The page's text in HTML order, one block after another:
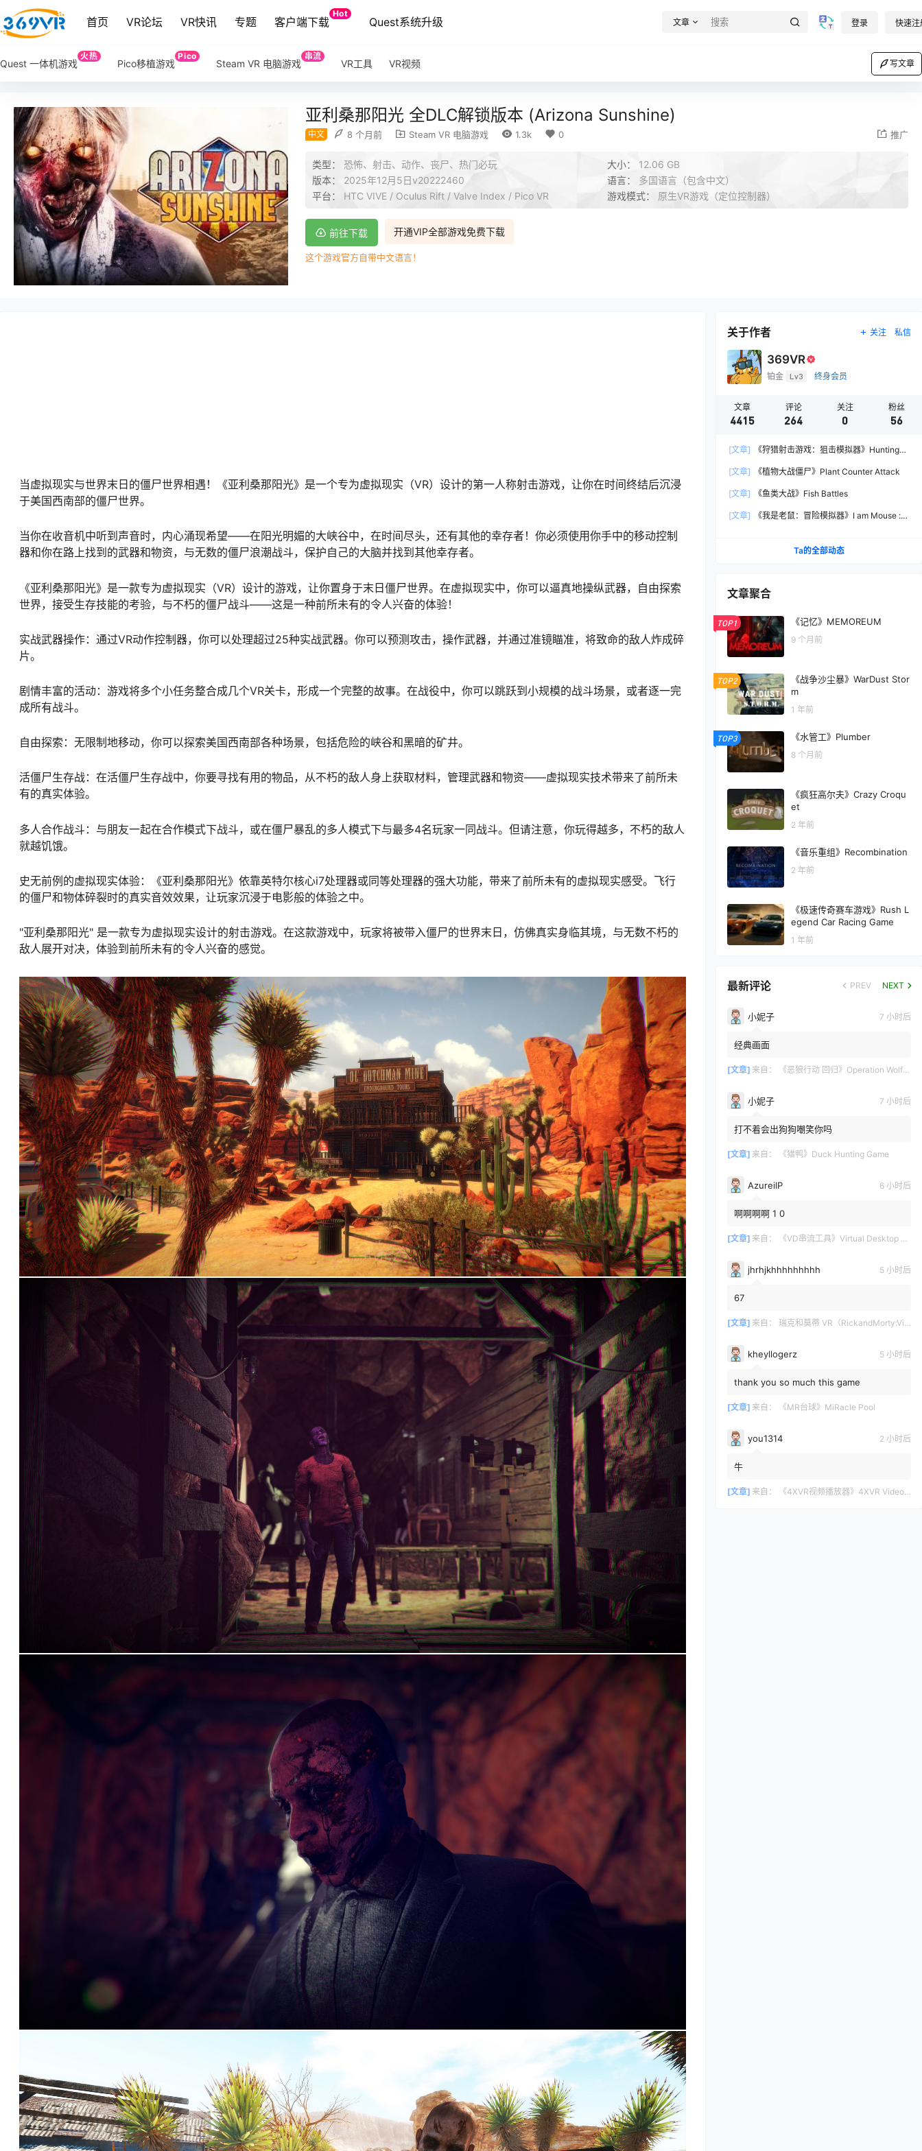
首页 VR论坛 VR快讯 专题 客户端下载
Hot
Quest系统升级 文章 登录 快速注
Quest 一体机游戏
火热
Pico移植游戏
Pico
Steam VR 电脑游戏
串流
VR工具 VR视频 写文章
亚利桑那阳光 全DLC解锁版本 (Arizona Sunshine)
中文 8 个月前 Steam VR 电脑游戏 1.3k 0 推广
类型： 恐怖、射击、动作、丧尸、热门必玩 大小： 12.06 GB
版本： 2025年12月5日v20222460 语言： 多国语言（包含中文）
平台： HTC VIVE / Oculus Rift / Valve Index / Pico VR 游戏模式： 原生VR游戏（定位控制器）
开通VIP全部游戏免费下载
前往下载
这个游戏官方自带中文语言！
当虚拟现实与世界末日的僵尸世界相遇！《亚利桑那阳光》是一个专为虚拟现实（VR）设计的第一人称射击游戏，让你在时间终结后沉浸
于美国西南部的僵尸世界。
当你在收音机中听到声音时，内心涌现希望——在阳光明媚的大峡谷中，在时间尽头，还有其他的幸存者！你必须使用你手中的移动控制
器和你在路上找到的武器和物资，与无数的僵尸浪潮战斗，保护自己的大脑并找到其他幸存者。
《亚利桑那阳光》是一款专为虚拟现实（VR）设计的游戏，让你置身于末日僵尸世界。在虚拟现实中，你可以逼真地操纵武器，自由探索
世界，接受生存技能的考验，与不朽的僵尸战斗——这是一种前所未有的令人兴奋的体验！
实战武器操作：通过VR动作控制器，你可以处理超过25种实战武器。你可以预测攻击，操作武器，并通过准镜瞄准，将致命的敌人炸成碎
片。
剧情丰富的活动：游戏将多个小任务整合成几个VR关卡，形成一个完整的故事。在战役中，你可以跳跃到小规模的战斗场景，或者逐一完
成所有战斗。
自由探索：无限制地移动，你可以探索美国西南部各种场景，包括危险的峡谷和黑暗的矿井。
活僵尸生存战：在活僵尸生存战中，你要寻找有用的物品，从不朽的敌人身上获取材料，管理武器和物资——虚拟现实技术带来了前所未
有的真实体验。
多人合作战斗：与朋友一起在合作模式下战斗，或在僵尸暴乱的多人模式下与最多4名玩家一同战斗。但请注意，你玩得越多，不朽的敌人
就越饥饿。
史无前例的虚拟现实体验：《亚利桑那阳光》依靠英特尔核心i7处理器或同等处理器的强大功能，带来了前所未有的虚拟现实感受。飞行
的僵尸和物体碎裂时的真实音效效果，让玩家沉浸于电影般的体验之中。
"亚利桑那阳光" 是一款专为虚拟现实设计的射击游戏。在这款游戏中，玩家将被带入僵尸的世界末日，仿佛真实身临其境，与无数不朽的
敌人展开对决，体验到前所未有的令人兴奋的感觉。
关于作者 关注 私信
369VR
铂金 Lv3 终身会员
文章
4415
评论
264
关注
0
粉丝
56
[文章]
《狩猎射击游戏：狙击模拟器》Hunting
[文章]
《植物大战僵尸》Plant Counter Attack
[文章] 《鱼类大战》Fish Battles
[文章]
《我是老鼠：冒险模拟器》I am Mouse :
Ta的全部动态
文章聚合
TOP1 《记忆》MEMOREUM
9 个月前
TOP2
《战争沙尘暴》WarDust Stor
m
1 年前
TOP3 《水管工》Plumber
8 个月前
《疯狂高尔夫》Crazy Croqu
et
2 年前
《音乐重组》Recombination
2 年前
《极速传奇赛车游戏》Rush L
egend Car Racing Game
1 年前
最新评论 PREV NEXT
小妮子 7 小时后
经典画面
[文章] 来自： 《恶狼行动 回归》Operation Wolf Returns: First Mission VR
小妮子 7 小时后
打不着会出狗狗嘲笑你吗
[文章] 来自： 《猎鸭》Duck Hunting Game
AzureilP 6 小时后
啊啊啊啊 1 0
[文章] 来自： 《VD串流工具》Virtual Desktop 破解版
jhrhjkhhhhhhhhh 5 小时后
67
[文章] 来自： 瑞克和莫蒂 VR（RickandMorty:VirtualRick-ality）
kheyllogerz 5 小时后
thank you so much this game
[文章] 来自： 《MR台球》MiRacle Pool
you1314 2 小时后
牛
[文章] 来自： 《4XVR视频播放器》4XVR Video Player